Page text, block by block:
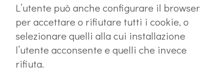
L’utente può anche configurare il browser
per accettare o rifiutare tutti i cookie, o
selezionare quelli alla cui installazione
l’utente acconsente e quelli che invece
rifiuta.